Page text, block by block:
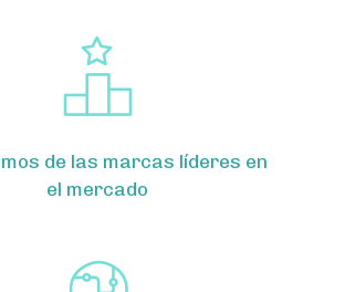
de las marcas líderes en
el mercado